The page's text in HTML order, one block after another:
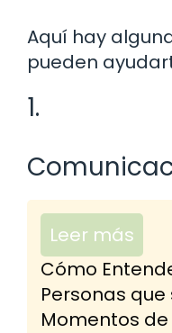
Aquí hay
pueden
1.
Leer más
Cómo
Personas
Momentos de